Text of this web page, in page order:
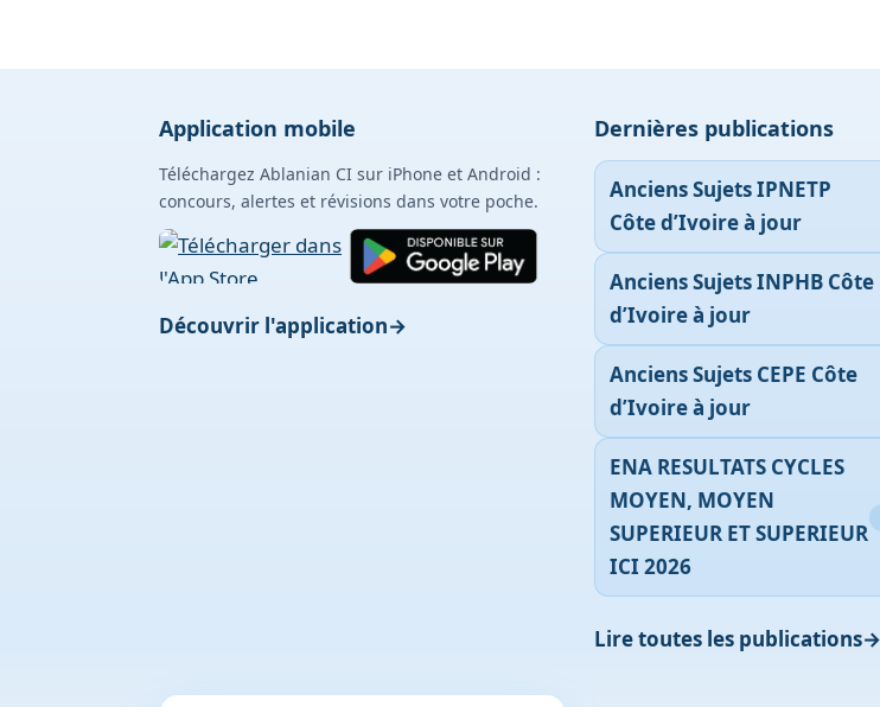
Application mobile
Téléchargez Ablanian CI sur iPhone et Android :
concours, alertes et révisions dans votre poche.
Découvrir l'application
Dernières publications
Anciens Sujets IPNETP
Côte d’Ivoire à jour
Anciens Sujets INPHB Côte
d’Ivoire à jour
Anciens Sujets CEPE Côte
d’Ivoire à jour
ENA RESULTATS CYCLES
MOYEN, MOYEN
SUPERIEUR ET SUPERIEUR
ICI 2026
Lire toutes les publications